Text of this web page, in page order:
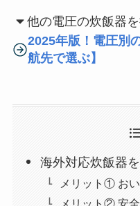
他の電圧の炊飯器
2025年版！電圧別
航先で選ぶ】
海外対応炊飯器
メリット① お
メリット② 安